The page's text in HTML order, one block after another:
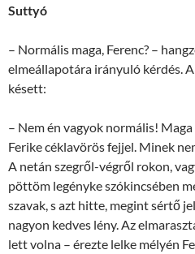
Suttyó
– Normális maga, Ferenc? –
elmeállapotára irányuló kérdés.
késett:
– Nem én vagyok normális!
Ferike céklavörös fejjel. Minek
A netán szegről-végről rokon,
pöttöm legényke szókincsében
szavak, s azt hitte, megint sértő
nagyon kedves lény. Az
lett volna – érezte lelke mélyén